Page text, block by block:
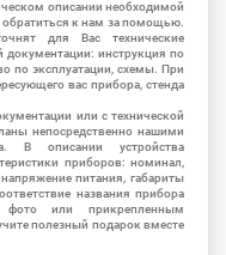
описании необходимой
к нам за помощью.
для Вас технические
документации: инструкция по
по эксплуатации, схемы. При
вас прибора, стенда
или с технической
непосредственно нашими
В описании устройства
приборов: номинал,
питания, габариты
названия прибора
фото или прикрепленным
полезный подарок вместе